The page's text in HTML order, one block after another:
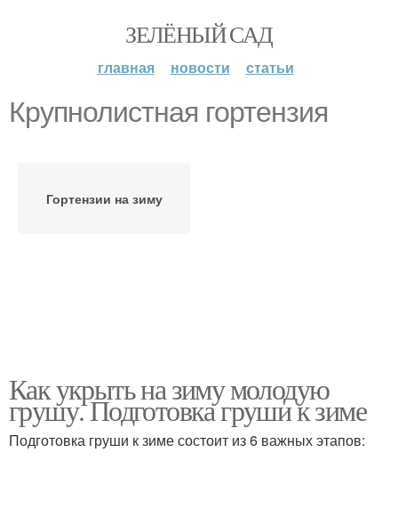
ЗЕЛЁНЫЙ САД
главная новости статьи
Крупнолистная гортензия
Гортензии на зиму
Как укрыть на зиму молодую
грушу. Подготовка груши к зиме
Подготовка груши к зиме состоит из 6 важных этапов: